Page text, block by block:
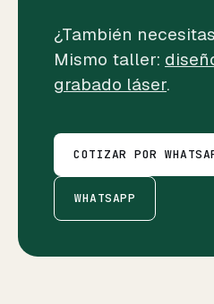
¿También
Mismo taller:
grabado láser.
COTIZAR POR
WHATSAPP